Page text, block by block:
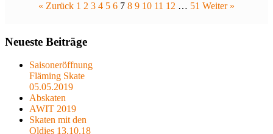
« Zurück 1 2 3 4 5 6 7 8 9 10 11 12 … 51 Weiter »
Neueste Beiträge
Saisoneröffnung
Fläming Skate
05.05.2019
Abskaten
AWIT 2019
Skaten mit den
Oldies 13.10.18